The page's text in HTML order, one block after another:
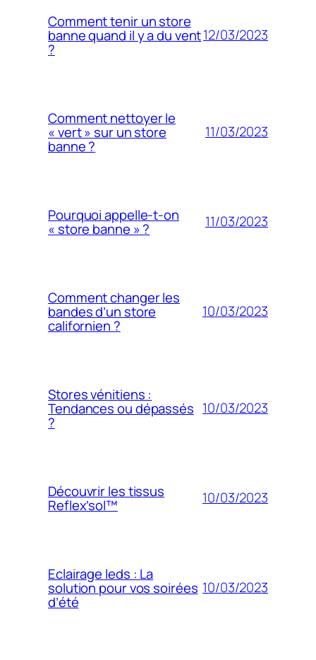
Comment tenir un store
banne quand il y a du vent
?
12/03/2023
Comment nettoyer le
« vert » sur un store
banne ?
11/03/2023
Pourquoi appelle-t-on
« store banne » ? 11/03/2023
Comment changer les
bandes d’un store
californien ?
10/03/2023
Stores vénitiens :
Tendances ou dépassés
?
10/03/2023
Découvrir les tissus
Reflex’sol™ 10/03/2023
Eclairage leds : La
solution pour vos soirées
d’été
10/03/2023